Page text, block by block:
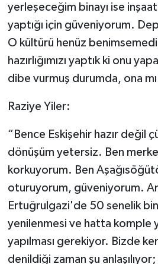
yerleşeceğim binayı ise
yaptığı için güveniyorum.
O kültürü henüz
hazırlığımızı yaptık ki onu
dibe vurmuş durumda, ona mı
Raziye Yiler:
“Bence Eskişehir hazır değil
dönüşüm yetersiz. Ben
korkuyorum. Ben
oturuyorum, güveniyorum.
Ertuğrulgazi'de 50 senelik
yenilenmesi ve hatta komple
yapılması gerekiyor. Bizde
denildiği zaman şu